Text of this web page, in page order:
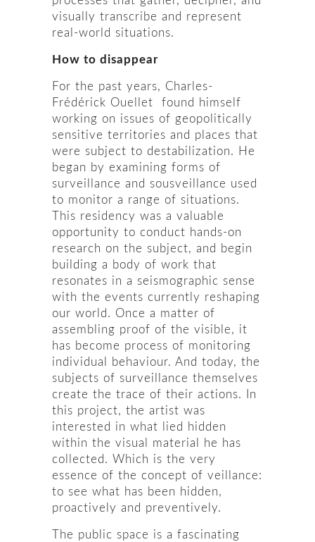
visually transcribe and represent
real-world situations.
How to disappear
For the past years, Charles-
Frédérick Ouellet found himself
working on issues of geopolitically
sensitive territories and places that
were subject to destabilization. He
began by examining forms of
surveillance and sousveillance used
to monitor a range of situations.
This residency was a valuable
opportunity to conduct hands-on
research on the subject, and begin
building a body of work that
resonates in a seismographic sense
with the events currently reshaping
our world. Once a matter of
assembling proof of the visible, it
has become process of monitoring
individual behaviour. And today, the
subjects of surveillance themselves
create the trace of their actions. In
this project, the artist was
interested in what lied hidden
within the visual material he has
collected. Which is the very
essence of the concept of veillance:
to see what has been hidden,
proactively and preventively.
The public space is a fascinating